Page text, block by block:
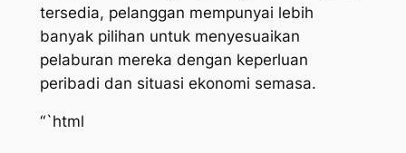
tersedia, pelanggan mempunyai lebih
banyak pilihan untuk menyesuaikan
pelaburan mereka dengan keperluan
peribadi dan situasi ekonomi semasa.
“`html